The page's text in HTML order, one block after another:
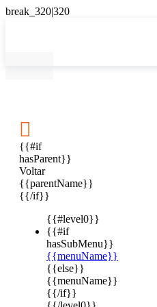

{{#if
hasParent}}
Voltar
{{parentName}}
{{/if}}
{{#level0}}
{{#if
hasSubMenu}}
{{menuName}}
{{else}}
{{menuName}}
{{/if}}